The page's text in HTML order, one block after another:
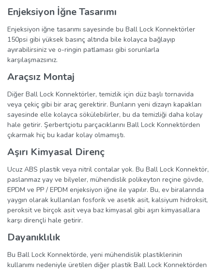
Enjeksiyon İğne Tasarımı
Enjeksiyon iğne tasarımı sayesinde bu Ball Lock Konnektörler
150psi gibi yüksek basınç altında bile kolayca bağlayıp
ayırabilirsiniz ve o-ringin patlaması gibi sorunlarla
karşılaşmazsınız.
Araçsız Montaj
Diğer Ball Lock Konnektörler, temizlik için düz başlı tornavida
veya çekiç gibi bir araç gerektirir. Bunların yeni dizayn kapakları
sayesinde elle kolayca sökülebilirler, bu da temizliği daha kolay
hale getirir. Şerbertçiotu parçacıklarını Ball Lock Konnektörden
çıkarmak hiç bu kadar kolay olmamıştı.
Aşırı Kimyasal Direnç
Ucuz ABS plastik veya nitril contalar yok. Bu Ball Lock Konnektör,
paslanmaz yay ve bilyeler, mühendislik polikeyton reçine gövde,
EPDM ve PP / EPDM enjeksiyon iğne ile yapılır. Bu, ev biralarında
yaygın olarak kullanılan fosforik ve asetik asit, kalsiyum hidroksit,
peroksit ve birçok asit veya baz kimyasal gibi aşırı kimyasallara
karşı dirençli hale getirir.
Dayanıklılık
Bu Ball Lock Konnektörde, yeni mühendislik plastiklerinin
kullanımı nedeniyle üretilen diğer plastik Ball Lock Konnektörden